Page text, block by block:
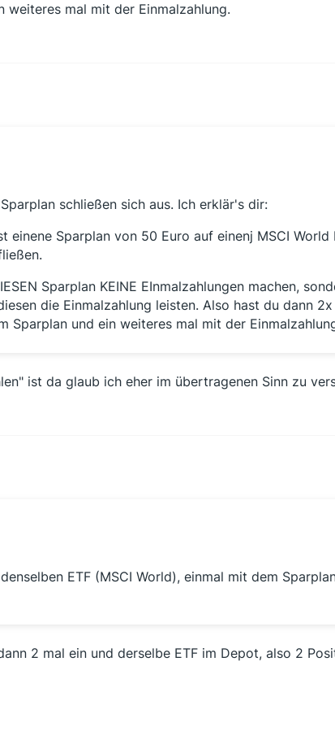
weiteres mal mit der Einmalzahlung.
schließen sich aus. Ich erklär's dir:
einene Sparplan von 50 Euro auf einenj MSCI
Sparplan KEINE EInmalzahlungen machen,
die Einmalzahlung leisten. Also hast du dann
Sparplan und ein weiteres mal mit der
ist da glaub ich eher im übertragenen Sinn zu
ETF (MSCI World), einmal mit dem
2 mal ein und derselbe ETF im Depot, also 2